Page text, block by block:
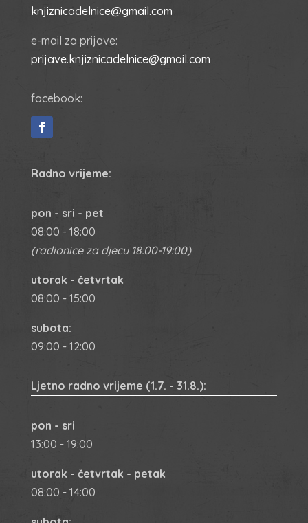
knjiznicadelnice@gmail.com
e-mail za prijave:
prijave.knjiznicadelnice@gmail.com
facebook:
Radno vrijeme:
pon - sri - pet
08:00 - 18:00
(radionice za djecu 18:00-19:00)
utorak - četvrtak
08:00 - 15:00
subota:
09:00 - 12:00
Ljetno radno vrijeme (1.7. - 31.8.):
pon - sri
13:00 - 19:00
utorak - četvrtak - petak
08:00 - 14:00